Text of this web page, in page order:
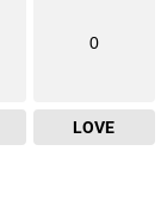
0
LOVE